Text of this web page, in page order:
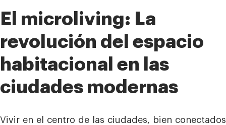
El microliving: La
revolución del espacio
habitacional en las
ciudades modernas
Vivir en el centro de las ciudades, bien conectados